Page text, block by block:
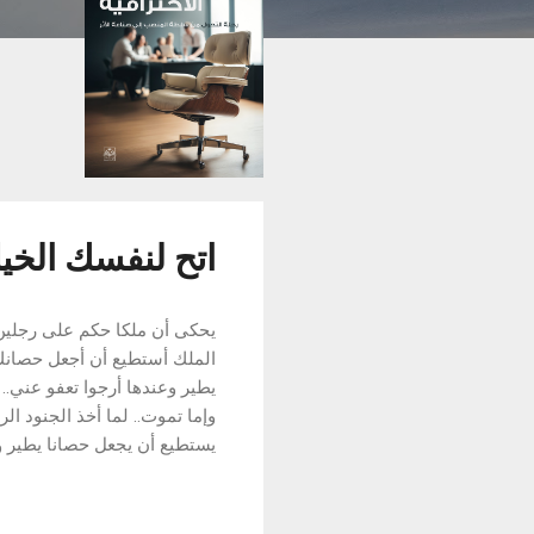
ك
ت
اتح لنفسك
يحكى أن ملكا حكم على رجلين
الملك أستطيع أن أجعل
يطير وعندها أرجوا تعفو
وإما تموت.. لما أخذ الجنود
يستطيع أن يجعل حصانا يطير
إما أن أموت على فراشي -